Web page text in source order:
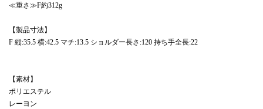
≪重さ≫F約312g
【製品寸法】
F 縦:35.5 横:42.5 マチ:13.5 ショルダー長さ:120 持ち手全長:22
【素材】
ポリエステル
レーヨン